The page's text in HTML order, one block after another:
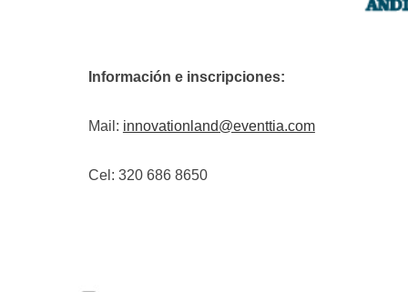
Información e inscripciones:
Mail: innovationland@eventtia.com
Cel: 320 686 8650